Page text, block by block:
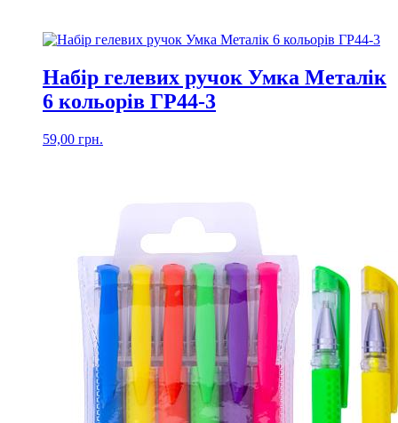
Набір гелевих ручок Умка Meталік
6 кольорів ГР44-3
59,00 грн.